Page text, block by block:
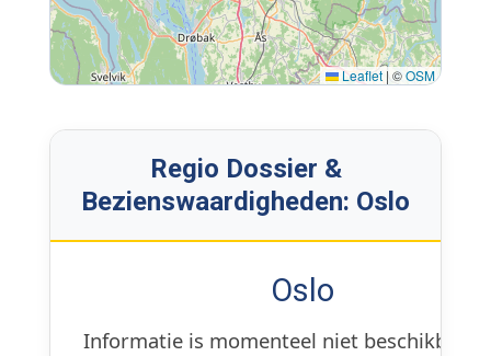
Leaflet | ©OSM
Regio Dossier &
Bezienswaardigheden: Oslo
Oslo
Informatie is momenteel niet beschikbaar.